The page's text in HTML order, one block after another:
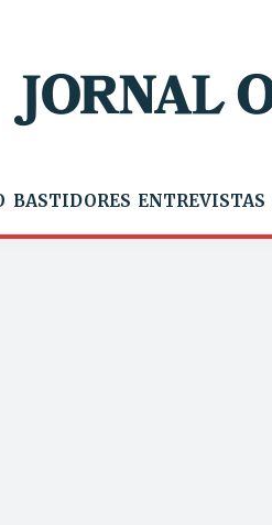
BASTIDORES ENTREVISTAS